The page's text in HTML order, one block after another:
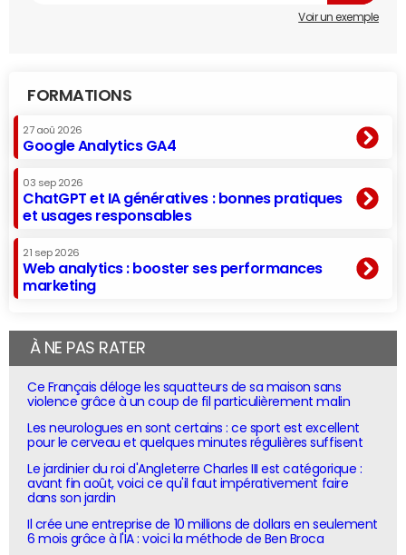
Voir un exemple
FORMATIONS
27 aoû 2026
Google Analytics GA4
03 sep 2026
ChatGPT et IA génératives : bonnes pratiques
et usages responsables
21 sep 2026
Web analytics : booster ses performances
marketing
À NE PAS RATER
Ce Français déloge les squatteurs de sa maison sans
violence grâce à un coup de fil particulièrement malin
Les neurologues en sont certains : ce sport est excellent
pour le cerveau et quelques minutes régulières suffisent
Le jardinier du roi d'Angleterre Charles III est catégorique :
avant fin août, voici ce qu'il faut impérativement faire
dans son jardin
Il crée une entreprise de 10 millions de dollars en seulement
6 mois grâce à l'IA : voici la méthode de Ben Broca